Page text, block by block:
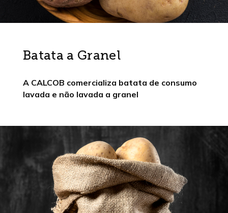
Batata a Granel
A CALCOB comercializa batata de consumo
lavada e não lavada a granel